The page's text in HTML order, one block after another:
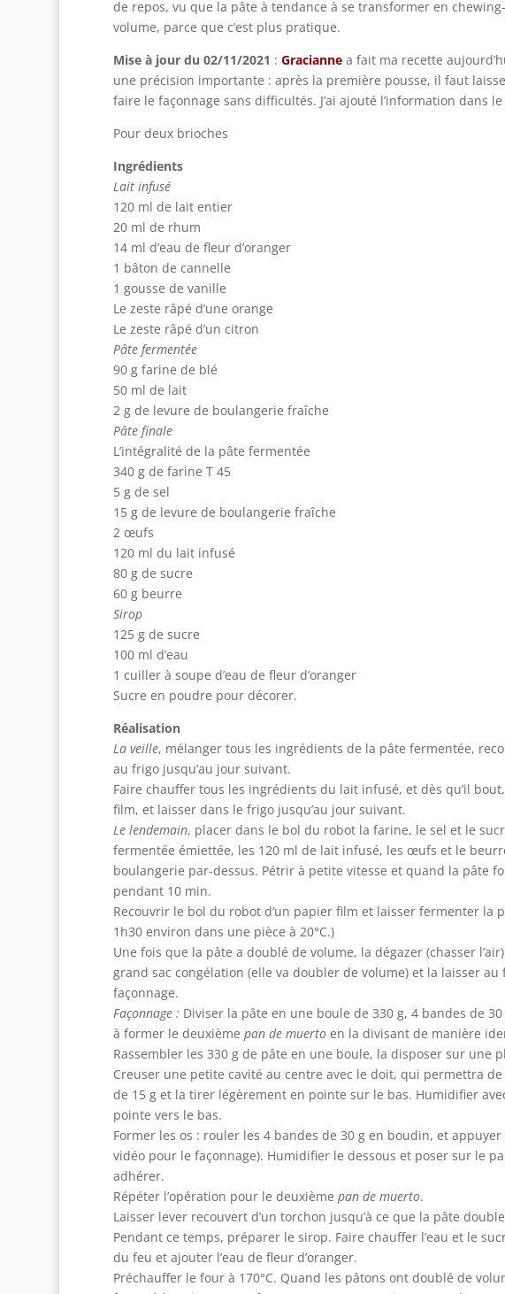
de repos, vu que la pâte à tendance à se transformer en
volume, parce que c’est plus pratique.
Mise à jour du 02/11/2021 : Gracianne a fait ma recette
une précision importante : après la première pousse, il faut
faire le façonnage sans difficultés. J’ai ajouté l’information dans
Pour deux brioches
Ingrédients
Lait infusé
120 ml de lait entier
20 ml de rhum
14 ml d’eau de fleur d’oranger
1 bâton de cannelle
1 gousse de vanille
Le zeste râpé d’une orange
Le zeste râpé d’un citron
Pâte fermentée
90 g farine de blé
50 ml de lait
2 g de levure de boulangerie fraîche
Pâte finale
L’intégralité de la pâte fermentée
340 g de farine T 45
5 g de sel
15 g de levure de boulangerie fraîche
2 œufs
120 ml du lait infusé
80 g de sucre
60 g beurre
Sirop
125 g de sucre
100 ml d’eau
1 cuiller à soupe d’eau de fleur d’oranger
Sucre en poudre pour décorer.
Réalisation
La veille, mélanger tous les ingrédients de la pâte fermentée,
au frigo jusqu’au jour suivant.
Faire chauffer tous les ingrédients du lait infusé, et dès qu’il
film, et laisser dans le frigo jusqu’au jour suivant.
Le lendemain, placer dans le bol du robot la farine, le sel et le
fermentée émiettée, les 120 ml de lait infusé, les œufs et le
boulangerie par-dessus. Pétrir à petite vitesse et quand la pâte
pendant 10 min.
Recouvrir le bol du robot d’un papier film et laisser fermenter la
1h30 environ dans une pièce à 20°C.)
Une fois que la pâte a doublé de volume, la dégazer (chasser
grand sac congélation (elle va doubler de volume) et la laisser
façonnage.
Façonnage : Diviser la pâte en une boule de 330 g, 4 bandes de
à former le deuxième pan de muerto en la divisant de manière
Rassembler les 330 g de pâte en une boule, la disposer sur une
Creuser une petite cavité au centre avec le doit, qui permettra
de 15 g et la tirer légèrement en pointe sur le bas. Humidifier
pointe vers le bas.
Former les os : rouler les 4 bandes de 30 g en boudin, et
vidéo pour le façonnage). Humidifier le dessous et poser sur le
adhérer.
Répéter l’opération pour le deuxième pan de muerto.
Laisser lever recouvert d’un torchon jusqu’à ce que la pâte
Pendant ce temps, préparer le sirop. Faire chauffer l’eau et le
du feu et ajouter l’eau de fleur d’oranger.
Préchauffer le four à 170°C. Quand les pâtons ont doublé de